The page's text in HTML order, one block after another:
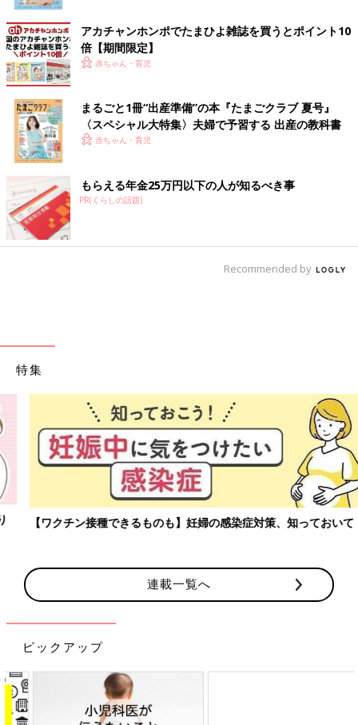
アカチャンホンポでたまひよ雑誌を買うとポイント10
倍【期間限定】
赤ちゃん・育児
まるごと1冊“出産準備”の本『たまごクラブ 夏号』
〈スペシャル大特集〉夫婦で予習する 出産の教科書
赤ちゃん・育児
もらえる年金25万円以下の人が知るべき事
PR(くらしの話題)
Recommended by
特集
【ワクチン接種できるものも】妊婦の感染症対策、知っておいて！
連載一覧へ
ピックアップ